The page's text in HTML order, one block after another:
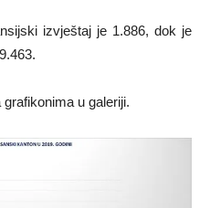
izvještaj je 1.886, dok je
u galeriji.